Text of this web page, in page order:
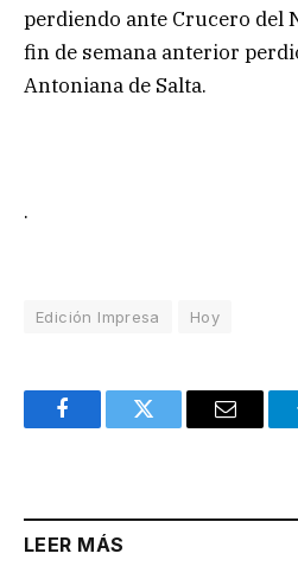
perdiendo ante Crucero del
fin de semana anterior
Antoniana de Salta.
.
Edición Impresa Hoy
FacebookTwitter Email
LEER MÁS